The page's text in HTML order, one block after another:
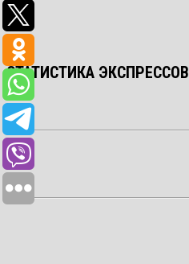
СТАТИСТИКА ЭКСПРЕССОВ